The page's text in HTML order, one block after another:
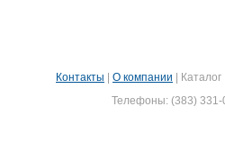
Контакты О компании Каталог
Телефоны: (383) 331-